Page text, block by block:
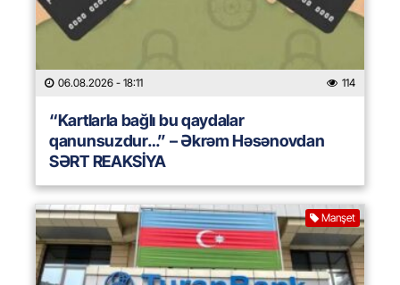
06.08.2026 - 18:11 114
“Kartlarla bağlı bu qaydalar
qanunsuzdur…” – Əkrəm Həsənovdan
SƏRT REAKSİYA
Manşet